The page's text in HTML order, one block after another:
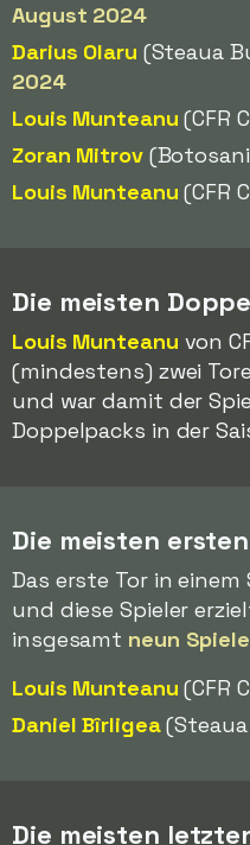
August 2024
Darius Olaru (Steaua
2024
Louis Munteanu (CFR
Zoran Mitrov
Louis Munteanu (CFR
Die meisten
Louis Munteanu von
(mindestens) zwei
und war damit der
Doppelpacks in der
Die meisten
Das erste Tor in
und diese Spieler
insgesamt neun
Louis Munteanu (CFR
Daniel Bîrligea(Steaua
Die meisten